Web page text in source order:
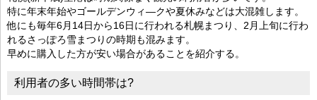
特に年末年始やゴールデンウィ―クや夏休みなどは大混雑します。
他にも毎年6月14日から16日に行われる札幌まつり、2月上旬に行わ
れるさっぽろ雪まつりの時期も混みます。
早めに購入した方が安い場合があることを紹介する。
利用者の多い時間帯は?